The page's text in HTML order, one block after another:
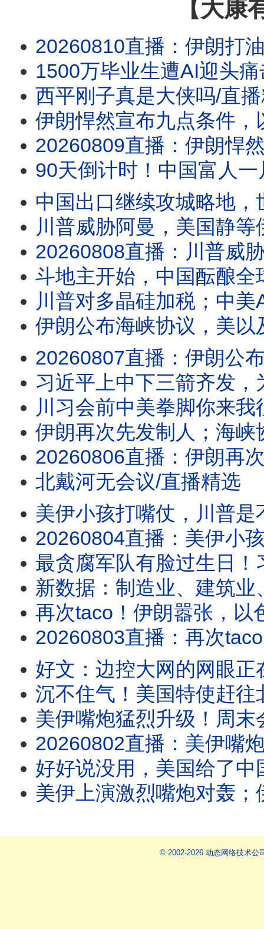
【大康
20260810直播：伊朗打油轮胡塞炸沙特，川普：低调处理；华日：川普真的准备
1500万毕业生遭AI迎头
西平刚子真是大侠吗/直
伊朗悍然宣布九点条件，以色列
20260809直播：伊朗悍然宣布九点条件，以色列准备单干，川普真要放弃海峡？
90天倒计时！中国富人一片恐
中国出口继续攻城略地
川普威胁阿曼，美国静
20260808直播：川普威胁阿曼，美国静等伊朗最高指示；中国出口继续攻城略地，
斗地主开始，中国酝酿全
川普对多晶硅加税；中
伊朗公布海峡协议，美以及盟友
20260807直播：伊朗公布海峡协议，美以及盟友被禁绝，伊朗正在做灾难性误
习近平上中下三箭齐发
川习会前中美拳脚你来我
伊朗再次先发制人；海峡协议在即
20260806直播：伊朗再次先发制人；海峡协议在即？伊朗要主权加五条件，川
北戴河无会议/直播精选
美伊小孩打嘴仗，川普是不是对谈判有什
20260804直播：美伊小孩打嘴仗，川普是不是对谈判有什么误解？真没招
最贪腐军队有脸过生日
新数据：制造业、建筑
再次taco！伊朗嚣张，以
20260803直播：再次taco！伊朗嚣张，以色列沮丧，川普性格决定战争命运；新
好文：边控大网的网眼正
沉不住气！美国特使赶往
美伊嘴炮猛烈升级！周末会
20260802直播：美伊嘴炮猛烈升级！周末会大打吗？请注意川普人在哪儿？水池子
好好说没用，美国给了中国一
美伊上演激烈嘴炮对轰；伊朗宣
© 2002-2026 动态网络技术公